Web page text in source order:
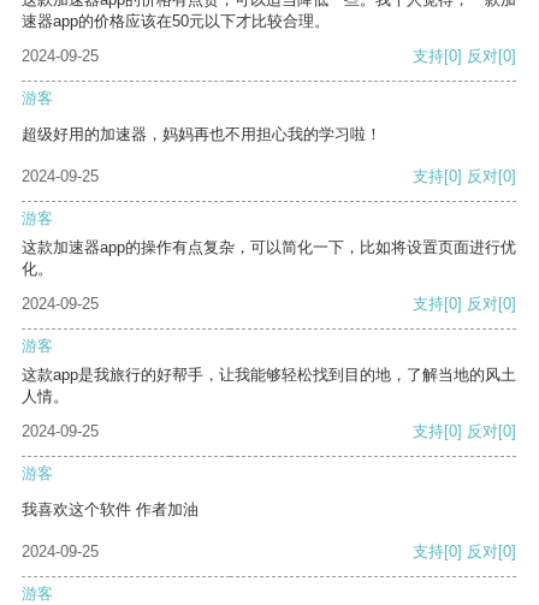
速器app的价格应该在50元以下才比较合理。
2024-09-25
支持[0] 反对[0]
游客
超级好用的加速器，妈妈再也不用担心我的学习啦！
2024-09-25 支持[0] 反对[0]
游客
这款加速器app的操作有点复杂，可以简化一下，比如将设置页面进行优
化。
2024-09-25
支持[0] 反对[0]
游客
这款app是我旅行的好帮手，让我能够轻松找到目的地，了解当地的风土
人情。
2024-09-25
支持[0] 反对[0]
游客
我喜欢这个软件 作者加油
2024-09-25 支持[0] 反对[0]
游客